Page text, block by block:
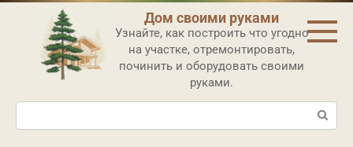
Перейти
контенту
Дом своими руками
Узнайте, как построить что угодно
на участке, отремонтировать,
починить и оборудовать своими
руками.
Поиск: